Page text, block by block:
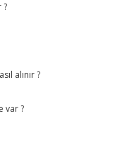
?
alınır ?
var ?